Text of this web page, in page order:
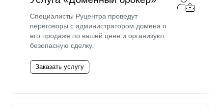
Специалисты Руцентра проведут
переговоры с администратором домена о
его продаже по вашей цене и организуют
безопасную сделку.
Заказать услугу